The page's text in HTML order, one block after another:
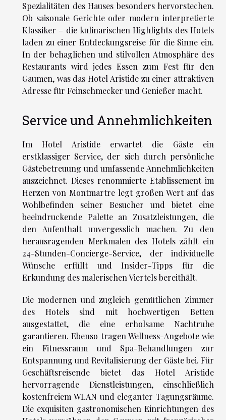
Spezialitäten des Hauses besonders hervorstechen.
Ob saisonale Gerichte oder modern interpretierte
Klassiker – die kulinarischen Highlights des Hotels
laden zu einer Entdeckungsreise für die Sinne ein.
In der behaglichen und stilvollen Atmosphäre des
Restaurants wird jedes Essen zum Fest für den
Gaumen, was das Hotel Aristide zu einer attraktiven
Adresse für Feinschmecker und Genießer macht.
Service und Annehmlichkeiten
Im Hotel Aristide erwartet die Gäste ein
erstklassiger Service, der sich durch persönliche
Gästebetreuung und umfassende Annehmlichkeiten
auszeichnet. Dieses renommierte Etablissement im
Herzen von Montmartre legt großen Wert auf das
Wohlbefinden seiner Besucher und bietet eine
beeindruckende Palette an Zusatzleistungen, die
den Aufenthalt unvergesslich machen. Zu den
herausragenden Merkmalen des Hotels zählt ein
24-Stunden-Concierge-Service, der individuelle
Wünsche erfüllt und Insider-Tipps für die
Erkundung des malerischen Viertels bereithält.
Die modernen und zugleich gemütlichen Zimmer
des Hotels sind mit hochwertigen Betten
ausgestattet, die eine erholsame Nachtruhe
garantieren. Ebenso tragen Wellness-Angebote wie
ein Fitnessraum und Spa-Behandlungen zur
Entspannung und Revitalisierung der Gäste bei. Für
Geschäftsreisende bietet das Hotel Aristide
hervorragende Dienstleistungen, einschließlich
kostenfreiem WLAN und eleganter Tagungsräume.
Die exquisiten gastronomischen Einrichtungen des